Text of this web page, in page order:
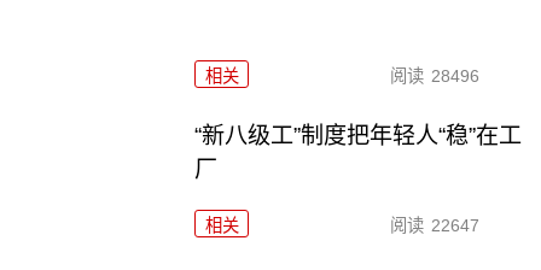
相关 阅读 28496
“新八级工”制度把年轻人“稳”在工
厂
相关 阅读 22647